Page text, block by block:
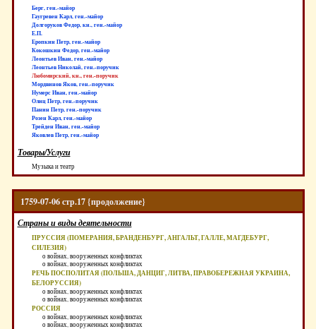
Берг, ген.-майор
Гаугревен Карл, ген.-майор
Долгоруков Федор, кн., ген.-майор
Е.П.
Еропкин Петр, ген.-майор
Кокошкин Федор, ген.-майор
Леонтьев Иван, ген.-майор
Леонтьев Николай, ген.-поручик
Любомирский, кн., ген.-поручик
Мордвинов Яков, ген.-поручик
Нумерс Иван, ген.-майор
Олиц Петр, ген.-поручик
Панин Петр, ген.-поручик
Розен Карл, ген.-майор
Трейден Иван, ген.-майор
Яковлев Петр, ген.-майор
Товары/Услуги
Музыка и театр
1759-07-06 стр.17 {продолжение}
Страны и виды деятельности
ПРУССИЯ (ПОМЕРАНИЯ, БРАНДЕНБУРГ, АНГАЛЬТ, ГАЛЛЕ, МАГДЕБУРГ,
СИЛЕЗИЯ)
о войнах, вооруженных конфликтах
о войнах, вооруженных конфликтах
РЕЧЬ ПОСПОЛИТАЯ (ПОЛЬША, ДАНЦИГ, ЛИТВА, ПРАВОБЕРЕЖНАЯ УКРАИНА,
БЕЛОРУССИЯ)
о войнах, вооруженных конфликтах
о войнах, вооруженных конфликтах
РОССИЯ
о войнах, вооруженных конфликтах
о войнах, вооруженных конфликтах